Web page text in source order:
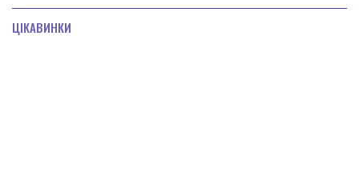
ЦІКАВИНКИ